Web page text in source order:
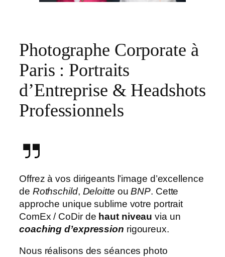
Photographe Corporate à
Paris : Portraits
d’Entreprise & Headshots
Professionnels
Offrez à vos dirigeants l’image d’excellence
de Rothschild, Deloitte ouBNP. Cette
approche unique sublime votre portrait
ComEx / CoDir de haut niveau via un
coaching d’expression rigoureux.
Nous réalisons des séances photo